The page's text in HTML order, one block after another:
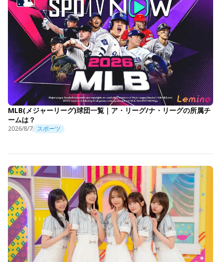
MLB(メジャーリーグ)球団一覧｜ア・リーグ/ナ・リーグの所属チ
ームは？
2026/8/7 スポーツ